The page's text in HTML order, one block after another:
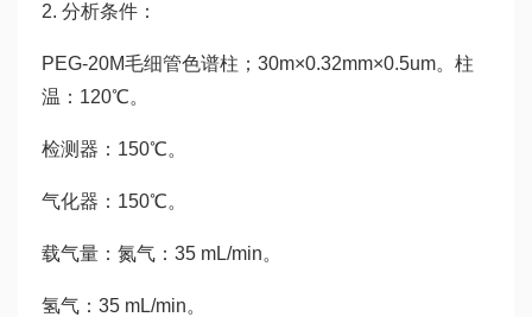
2. 分析条件：
PEG-20M毛细管色谱柱；30m×0.32mm×0.5um。柱
温：120℃。
检测器：150℃。
气化器：150℃。
载气量：氮气：35 mL/min。
氢气：35 mL/min。